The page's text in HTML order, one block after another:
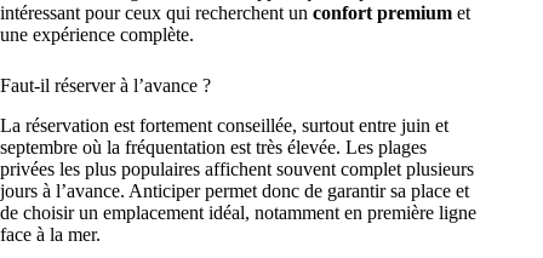
intéressant pour ceux qui recherchent un confort premium et
une expérience complète.
Faut-il réserver à l’avance ?
La réservation est fortement conseillée, surtout entre juin et
septembre où la fréquentation est très élevée. Les plages
privées les plus populaires affichent souvent complet plusieurs
jours à l’avance. Anticiper permet donc de garantir sa place et
de choisir un emplacement idéal, notamment en première ligne
face à la mer.